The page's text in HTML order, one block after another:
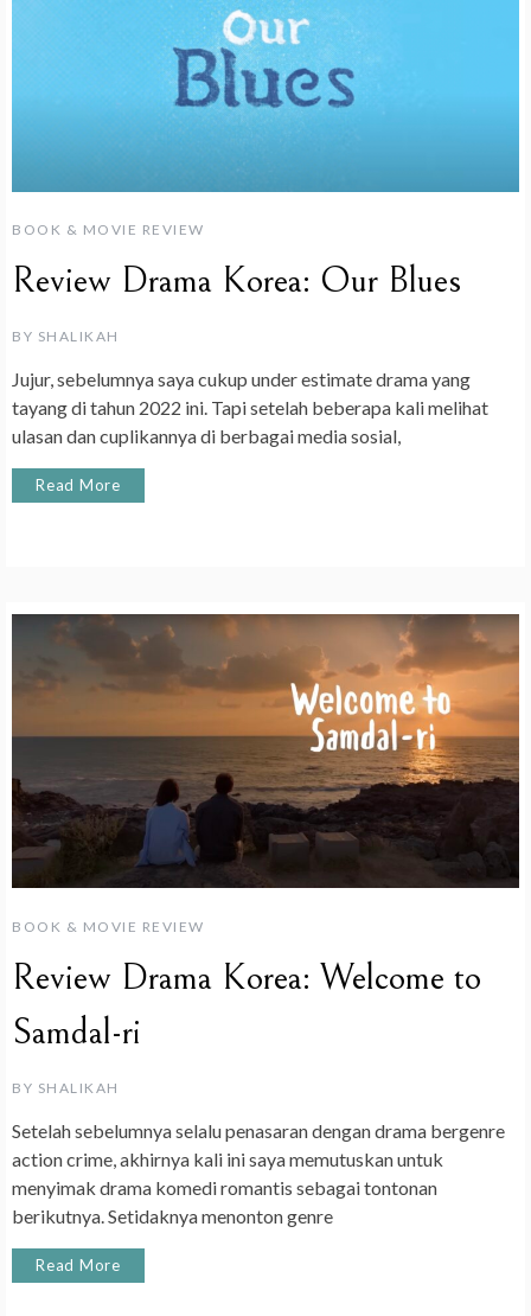
BOOK & MOVIE REVIEW
Review Drama Korea: Our Blues
BY SHALIKAH
Jujur, sebelumnya saya cukup under estimate drama yang
tayang di tahun 2022 ini. Tapi setelah beberapa kali melihat
ulasan dan cuplikannya di berbagai media sosial,
Read More
BOOK & MOVIE REVIEW
Review Drama Korea: Welcome to
Samdal-ri
BY SHALIKAH
Setelah sebelumnya selalu penasaran dengan drama bergenre
action crime, akhirnya kali ini saya memutuskan untuk
menyimak drama komedi romantis sebagai tontonan
berikutnya. Setidaknya menonton genre
Read More